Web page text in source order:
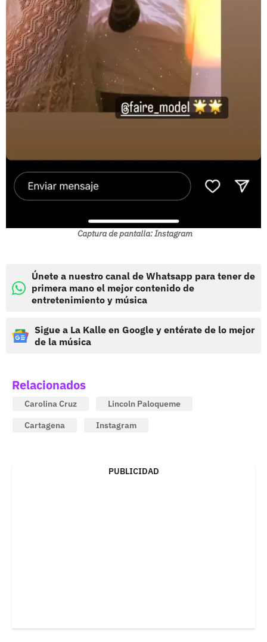
Captura de pantalla: Instagram
Únete a nuestro canal de Whatsapp para tener de
primera mano el mejor contenido de
entretenimiento y música
Sigue a La Kalle en Google y entérate de lo mejor
de la música
Relacionados
Carolina Cruz
Lincoln Paloqueme
Cartagena
Instagram
PUBLICIDAD